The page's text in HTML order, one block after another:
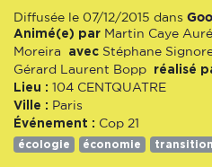
Diffusée le 07/12/2015 dans
Animé(e) par Martin Caye
Moreira
avec Stéphane
Gérard
Laurent Bopp réalisé
Lieu : 104 CENTQUATRE
Ville : Paris
Événement : Cop 21
écologie économie